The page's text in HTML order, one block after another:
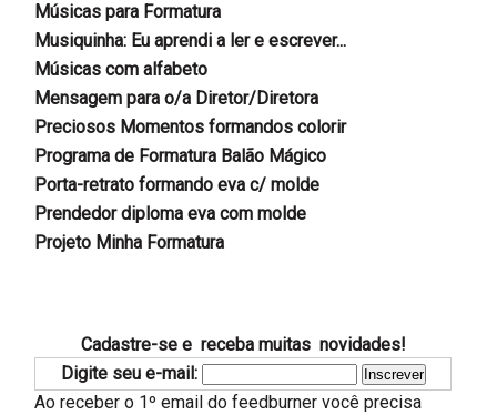
Músicas para Formatura
Musiquinha: Eu aprendi a ler e escrever...
Músicas com alfabeto
Mensagem para o/a Diretor/Diretora
Preciosos Momentos formandos colorir
Programa de Formatura Balão Mágico
Porta-retrato formando eva c/ molde
Prendedor diploma eva com molde
Projeto Minha Formatura
Cadastre-se e receba muitas novidades!
Digite seu e-mail:
Ao receber o 1º email do feedburner você precisa